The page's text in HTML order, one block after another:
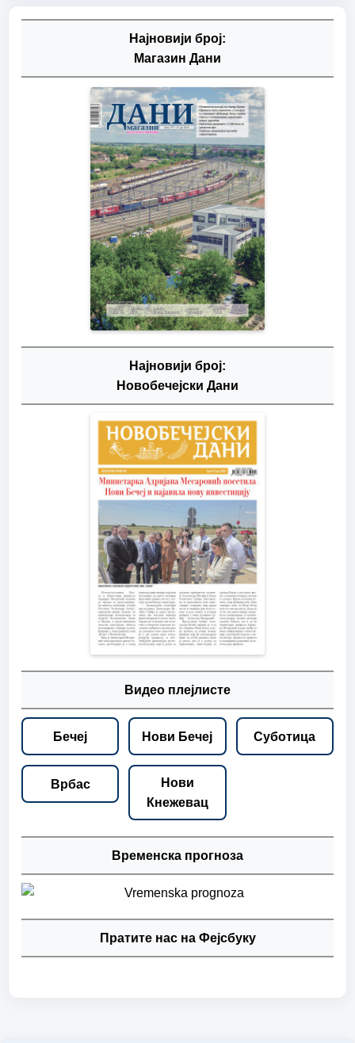
Најновији број:
Магазин Дани
Најновији број:
Новобечејски Дани
Видео плејлисте
Бечеј Нови Бечеј Суботица
Врбас
Нови
Кнежевац
Временска прогноза
Пратите нас на Фејсбуку